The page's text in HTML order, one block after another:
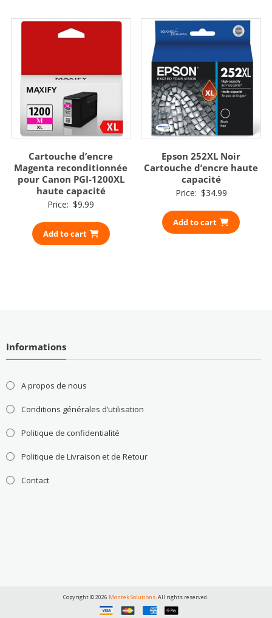
Cartouche d’encre
Magenta reconditionnée
pour Canon PGI-1200XL
haute capacité
Price: $9.99
Add to cart
Epson 252XL Noir
Cartouche d’encre haute
capacité
Price: $34.99
Add to cart
Informations
A propos de nous
Conditions générales d’utilisation
Politique de confidentialité
Politique de Livraison et de Retour
Contact
Copyright © 2026 Montek Solutions. All rights reserved.